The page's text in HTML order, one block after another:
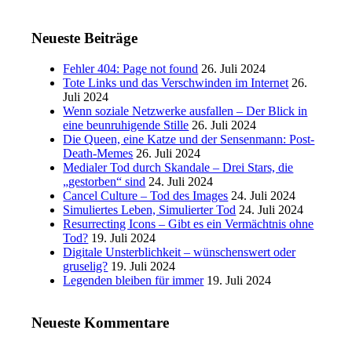
Neueste Beiträge
Fehler 404: Page not found 26. Juli 2024
Tote Links und das Verschwinden im Internet 26.
Juli 2024
Wenn soziale Netzwerke ausfallen – Der Blick in
eine beunruhigende Stille 26. Juli 2024
Die Queen, eine Katze und der Sensenmann: Post-
Death-Memes 26. Juli 2024
Medialer Tod durch Skandale – Drei Stars, die
„gestorben“ sind 24. Juli 2024
Cancel Culture – Tod des Images 24. Juli 2024
Simuliertes Leben, Simulierter Tod 24. Juli 2024
Resurrecting Icons – Gibt es ein Vermächtnis ohne
Tod? 19. Juli 2024
Digitale Unsterblichkeit – wünschenswert oder
gruselig? 19. Juli 2024
Legenden bleiben für immer 19. Juli 2024
Neueste Kommentare